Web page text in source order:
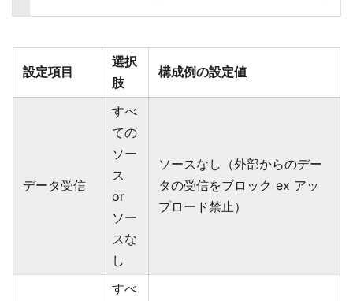
設定項目
選択
肢
構成例の設定値
データ受信
すべ
ての
ソー
ス
or
ソー
スな
し
ソースなし（外部からのデー
タの受信をブロック ex アッ
プロード禁止）
すべ